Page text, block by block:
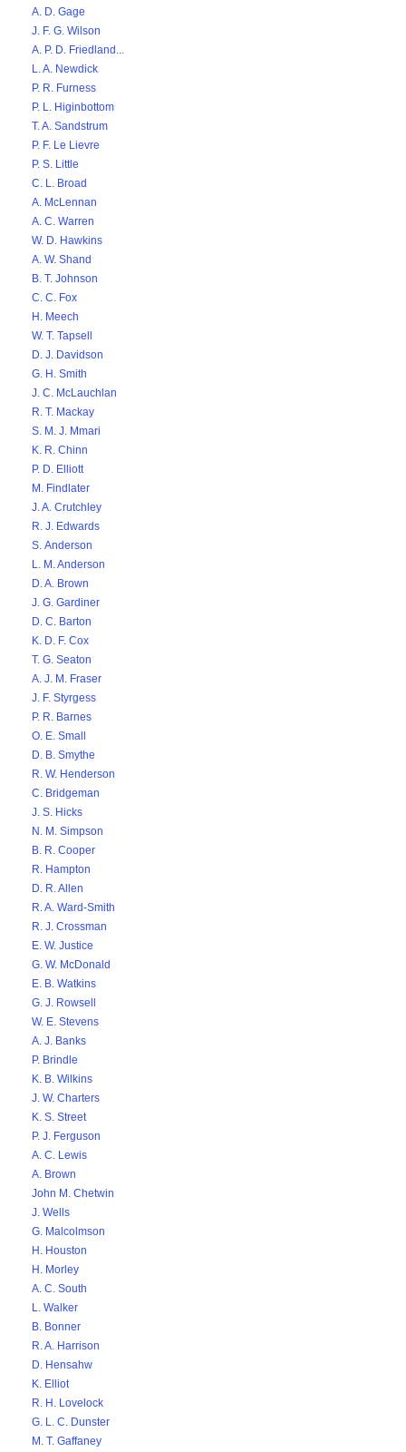
A. D. Gage
J. F. G. Wilson
A. P. D. Friedland...
L. A. Newdick
P. R. Furness
P. L. Higinbottom
T. A. Sandstrum
P. F. Le Lievre
P. S. Little
C. L. Broad
A. McLennan
A. C. Warren
W. D. Hawkins
A. W. Shand
B. T. Johnson
C. C. Fox
H. Meech
W. T. Tapsell
D. J. Davidson
G. H. Smith
J. C. McLauchlan
R. T. Mackay
S. M. J. Mmari
K. R. Chinn
P. D. Elliott
M. Findlater
J. A. Crutchley
R. J. Edwards
S. Anderson
L. M. Anderson
D. A. Brown
J. G. Gardiner
D. C. Barton
K. D. F. Cox
T. G. Seaton
A. J. M. Fraser
J. F. Styrgess
P. R. Barnes
O. E. Small
D. B. Smythe
R. W. Henderson
C. Bridgeman
J. S. Hicks
N. M. Simpson
B. R. Cooper
R. Hampton
D. R. Allen
R. A. Ward-Smith
R. J. Crossman
E. W. Justice
G. W. McDonald
E. B. Watkins
G. J. Rowsell
W. E. Stevens
A. J. Banks
P. Brindle
K. B. Wilkins
J. W. Charters
K. S. Street
P. J. Ferguson
A. C. Lewis
A. Brown
John M. Chetwin
J. Wells
G. Malcolmson
H. Houston
H. Morley
A. C. South
L. Walker
B. Bonner
R. A. Harrison
D. Hensahw
K. Elliot
R. H. Lovelock
G. L. C. Dunster
M. T. Gaffaney